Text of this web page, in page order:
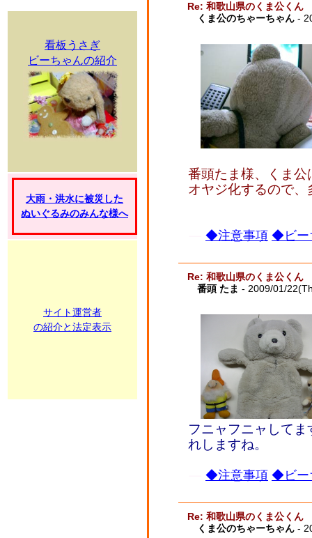
看板うさぎ
ビーちゃんの紹介
大雨・洪水に被災した
ぬいぐるみのみんな様へ
サイト運営者
の紹介と法定表示
Re: 和歌山県のくま公くん
くま公のちゃーちゃん -
番頭たま様、くま
オヤジ化するので
◆注意事項 ◆ビー
Re: 和歌山県のくま公くん
番頭 たま - 2009/01/
フニャフニャして
れしますね。
◆注意事項 ◆ビー
Re: 和歌山県のくま公くん
くま公のちゃーちゃん -